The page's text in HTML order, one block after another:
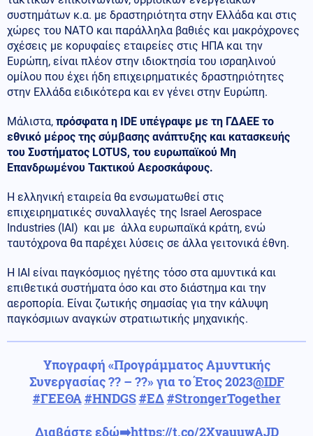
συστημάτων κ.α. με δραστηριότητα στην Ελλάδα και στις
χώρες του ΝΑΤΟ και παράλληλα βαθιές και μακρόχρονες
σχέσεις με κορυφαίες εταιρείες στις ΗΠΑ και την
Ευρώπη, είναι πλέον στην ιδιοκτησία του ισραηλινού
ομίλου που έχει ήδη επιχειρηματικές δραστηριότητες
στην Ελλάδα ειδικότερα και εν γένει στην Ευρώπη.
Μάλιστα, πρόσφατα η ΙDE υπέγραψε με τη ΓΔΑΕΕ το
εθνικό μέρος της σύμβασης ανάπτυξης και κατασκευής
του Συστήματος LOTUS, του ευρωπαϊκού Μη
Επανδρωμένου Τακτικού Αεροσκάφους.
Η ελληνική εταιρεία θα ενσωματωθεί στις
επιχειρηματικές συναλλαγές της Israel Aerospace
Industries (IAI) και με άλλα ευρωπαϊκά κράτη, ενώ
ταυτόχρονα θα παρέχει λύσεις σε άλλα γειτονικά έθνη.
Η IAI είναι παγκόσμιος ηγέτης τόσο στα αμυντικά και
επιθετικά συστήματα όσο και στο διάστημα και την
αεροπορία. Είναι ζωτικής σημασίας για την κάλυψη
παγκόσμιων αναγκών στρατιωτικής μηχανικής.
Υπογραφή «Προγράμματος Αμυντικής
Συνεργασίας ?? – ??» για το Έτος 2023@IDF
#ΓΕΕΘΑ#HNDGS#ΕΔ#StrongerTogether
Διαβάστε εδώ➡️https://t.co/2XvauuwAJD